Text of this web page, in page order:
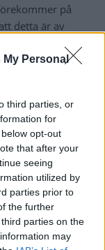
My Personal
third parties, or
for
opt-out
that after your
seeing
utilized by
parties prior to
the further
parties on the
may
på
detta är av
Frågan är
om inte de
OM